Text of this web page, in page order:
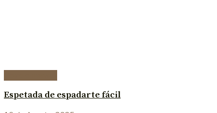
Espetada de espadarte fácil